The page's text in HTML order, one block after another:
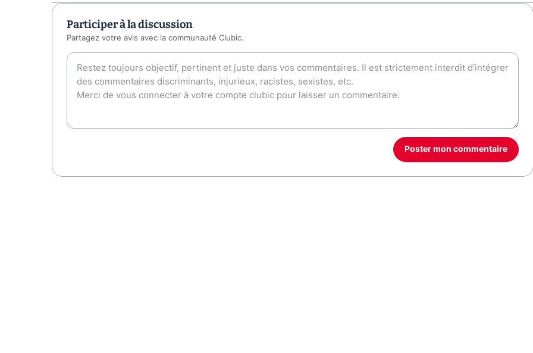
Participer à la discussion
Partagez votre avis avec la communauté Clubic.
Poster mon commentaire